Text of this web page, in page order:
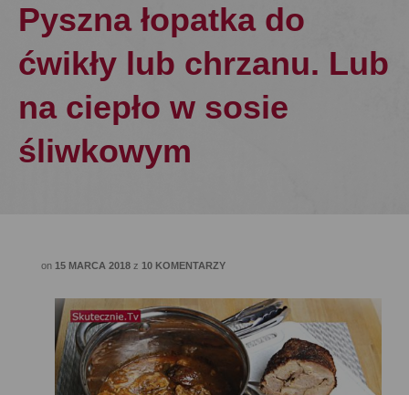
Pyszna łopatka do
ćwikły lub chrzanu. Lub
na ciepło w sosie
śliwkowym
on 15 MARCA 2018 z 10 KOMENTARZY